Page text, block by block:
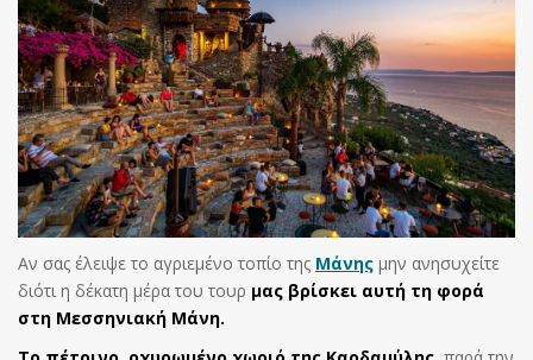
Αν σας έλειψε το αγριεμένο τοπίο της Μάνης μην ανησυχείτε
διότι η δέκατη μέρα του τουρ μας βρίσκει αυτή τη φορά
στη Μεσσηνιακή Μάνη.